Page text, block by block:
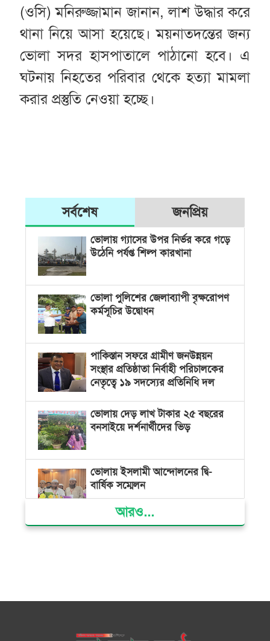
(ওসি) মনিরুজ্জামান জানান, লাশ উদ্ধার করে
থানা নিয়ে আসা হয়েছে। ময়নাতদন্তের জন্য
ভোলা সদর হাসপাতালে পাঠানো হবে। এ
ঘটনায় নিহতের পরিবার থেকে হত্যা মামলা
করার প্রস্তুতি নেওয়া হচ্ছে।
সর্বশেষ জনপ্রিয়
ভোলায় গ্যাসের উপর নির্ভর করে গড়ে
উঠেনি পর্যপ্ত শিল্প কারখানা
ভোলা পুলিশের জেলাব্যাপী বৃক্ষরোপণ
কর্মসূচির উদ্বোধন
পাকিস্তান সফরে গ্রামীণ জনউন্নয়ন
সংস্থার প্রতিষ্ঠাতা নির্বাহী পরিচালকের
নেতৃত্বে ১৯ সদস্যের প্রতিনিধি দল
ভোলায় দেড় লাখ টাকার ২৫ বছরের
বনসাইয়ে দর্শনার্থীদের ভিড়
ভোলায় ইসলামী আন্দোলনের দ্বি-
বার্ষিক সম্মেলন
ভোলার দুই তরুণের স্বপ্নের নাটক
মনপুরায় বন্ধুর স্ত্রীর গলায় ছুরি ধরে
আরও...